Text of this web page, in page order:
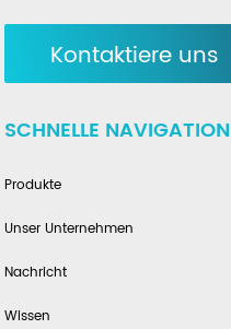
Kontaktiere uns
SCHNELLE NAVIGATION
Produkte
Unser Unternehmen
Nachricht
Wissen